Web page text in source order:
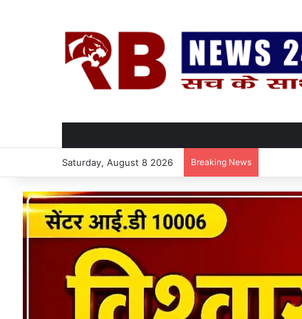
Saturday, August 8 2026 Breaking News